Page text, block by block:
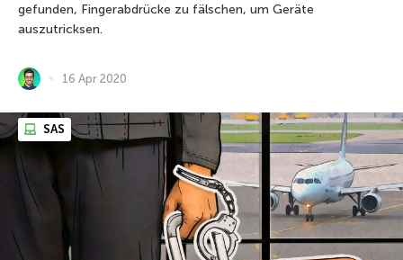
gefunden, Fingerabdrücke zu fälschen, um Geräte
auszutricksen.
16 Apr 2020
SAS